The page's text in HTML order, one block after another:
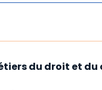
du droit et du